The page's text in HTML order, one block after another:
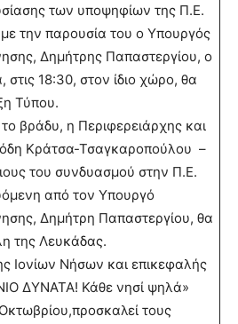
των υποψηφίων της Π.Ε.
την παρουσία του ο Υπουργός
Δημήτρης Παπαστεργίου, ο
στις 18:30, στον ίδιο χώρο, θα
Τύπου.
βράδυ, η Περιφερειάρχης και
Κράτσα-Τσαγκαροπούλου –
του συνδυασμού στην Π.Ε.
από τον Υπουργό
Δημήτρη Παπαστεργίου, θα
της Λευκάδας.
Ιονίων Νήσων και επικεφαλής
ΔΥΝΑΤΑ! Κάθε νησί ψηλά»
τους